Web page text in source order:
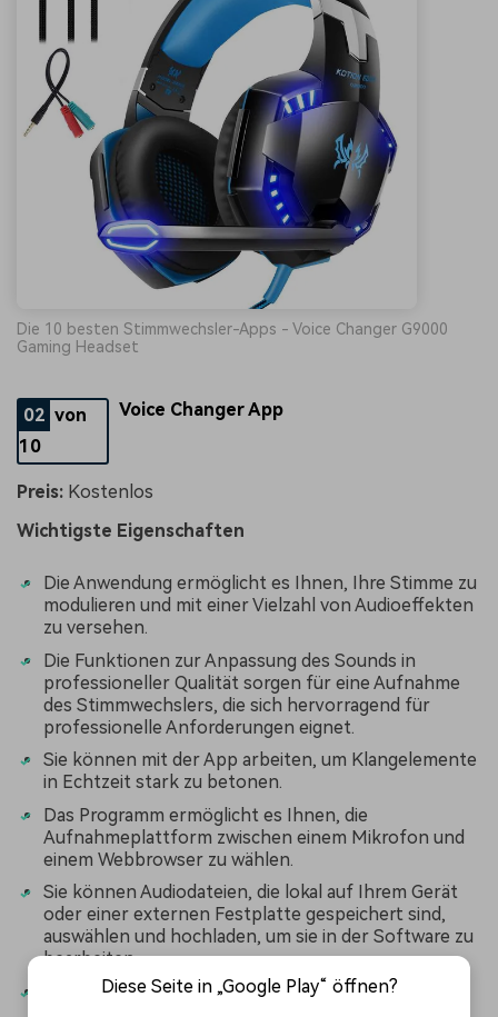
Die 10 besten Stimmwechsler-Apps - Voice Changer G9000
Gaming Headset
02 von
10
Voice Changer App
Preis: Kostenlos
Wichtigste Eigenschaften
Die Anwendung ermöglicht es Ihnen, Ihre Stimme zu
modulieren und mit einer Vielzahl von Audioeffekten
zu versehen.
Die Funktionen zur Anpassung des Sounds in
professioneller Qualität sorgen für eine Aufnahme
des Stimmwechslers, die sich hervorragend für
professionelle Anforderungen eignet.
Sie können mit der App arbeiten, um Klangelemente
in Echtzeit stark zu betonen.
Das Programm ermöglicht es Ihnen, die
Aufnahmeplattform zwischen einem Mikrofon und
einem Webbrowser zu wählen.
Sie können Audiodateien, die lokal auf Ihrem Gerät
oder einer externen Festplatte gespeichert sind,
auswählen und hochladen, um sie in der Software zu
bearbeiten.
Das Programm ist mit einer umfangreichen
Diese Seite in „Google Play“ öffnen?